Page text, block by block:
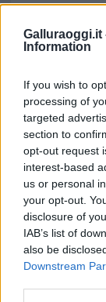
Galluraoggi.it
Information
If you wish to
processing of
targeted
section to
opt-out request
interest-based
us or personal
your opt-out.
disclosure of
IAB’s list of
also be
Downstream